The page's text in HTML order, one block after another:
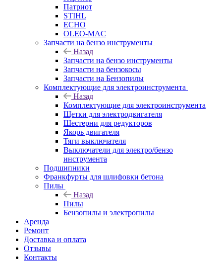
Патриот
STIHL
ECHO
OLEO-MAC
Запчасти на бензо инструменты
Назад
Запчасти на бензо инструменты
Запчасти на бензокосы
Запчасти на Бензопилы
Комплектующие для электроинструмента
Назад
Комплектующие для электроинструмента
Щетки для электродвигателя
Шестерни для редукторов
Якорь двигателя
Тяги выключателя
Выключатели для электро/бензо
инструмента
Подшипники
Франкфурты для шлифовки бетона
Пилы
Назад
Пилы
Бензопилы и электропилы
Аренда
Ремонт
Доставка и оплата
Отзывы
Контакты